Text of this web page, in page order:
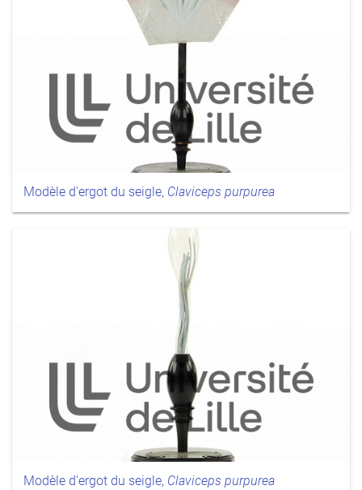
Modèle d'ergot du seigle, Claviceps purpurea
Modèle d'ergot du seigle, Claviceps purpurea